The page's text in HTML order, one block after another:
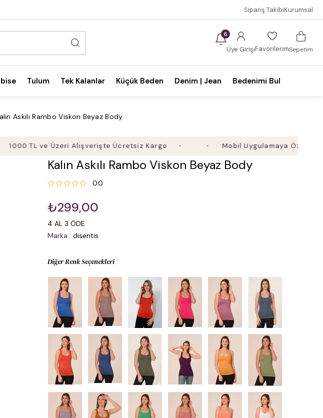
Sipariş TakibiKurumsal
6
Üye GirişiFavorilerimSepetim
Tulum Tek Kalanlar Küçük Beden Denim | Jean Bedenimi Bul
Askılı Rambo Viskon Beyaz Body
TL ve Üzeri Alışverişte Ücretsiz Kargo Mobil Uygulamaya Özel Ek %5
Kalın Askılı Rambo Viskon Beyaz Body
0.0
₺299,00
4 AL 3 ÖDE
Marka : disentis
Diğer Renk Seçenekleri